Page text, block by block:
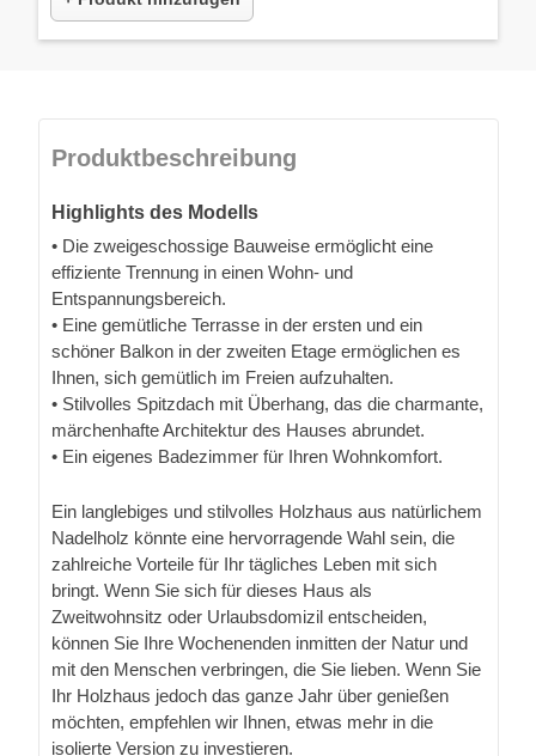
Produktbeschreibung
Highlights des Modells
• Die zweigeschossige Bauweise ermöglicht eine
effiziente Trennung in einen Wohn- und
Entspannungsbereich.
• Eine gemütliche Terrasse in der ersten und ein
schöner Balkon in der zweiten Etage ermöglichen es
Ihnen, sich gemütlich im Freien aufzuhalten.
• Stilvolles Spitzdach mit Überhang, das die charmante,
märchenhafte Architektur des Hauses abrundet.
• Ein eigenes Badezimmer für Ihren Wohnkomfort.
Ein langlebiges und stilvolles Holzhaus aus natürlichem
Nadelholz könnte eine hervorragende Wahl sein, die
zahlreiche Vorteile für Ihr tägliches Leben mit sich
bringt. Wenn Sie sich für dieses Haus als
Zweitwohnsitz oder Urlaubsdomizil entscheiden,
können Sie Ihre Wochenenden inmitten der Natur und
mit den Menschen verbringen, die Sie lieben. Wenn Sie
Ihr Holzhaus jedoch das ganze Jahr über genießen
möchten, empfehlen wir Ihnen, etwas mehr in die
isolierte Version zu investieren.